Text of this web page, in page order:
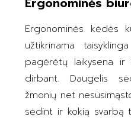
Ergonominės kėdės
užtikrinama
pagėrėtų laikysena ir
dirbant. Daugelis
žmonių net
sėdint ir kokią svarbą